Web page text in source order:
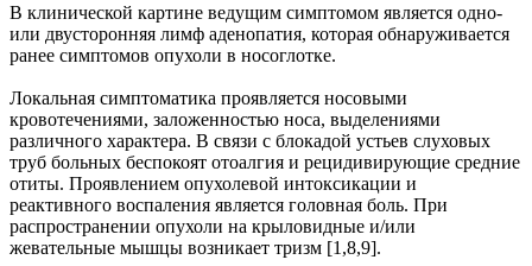
В клинической картине ведущим симптомом является одно-
или двусторонняя лимф аденопатия, которая обнаруживается
ранее симптомов опухоли в носоглотке.
Локальная симптоматика проявляется носовыми
кровотечениями, заложенностью носа, выделениями
различного характера. В связи с блокадой устьев слуховых
труб больных беспокоят отоалгия и рецидивирующие средние
отиты. Проявлением опухолевой интоксикации и
реактивного воспаления является головная боль. При
распространении опухоли на крыловидные и/или
жевательные мышцы возникает тризм [1,8,9].